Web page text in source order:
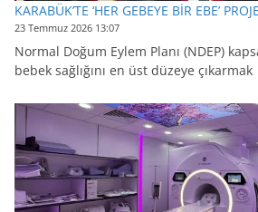
KARABÜK’TE ‘HER GEBEYE BİR EBE’
23 Temmuz 2026 13:07
Normal Doğum Eylem Planı (NDEP)
bebek sağlığını en üst düzeye çıkarmak